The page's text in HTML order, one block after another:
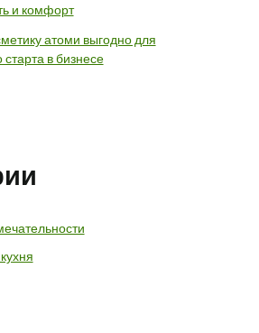
и комфорт
атоми выгодно для
в бизнесе